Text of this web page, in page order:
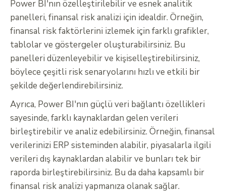
Power BI'nın özelleştirilebilir ve esnek analitik
panelleri, finansal risk analizi için idealdir. Örneğin,
finansal risk faktörlerini izlemek için farklı grafikler,
tablolar ve göstergeler oluşturabilirsiniz. Bu
panelleri düzenleyebilir ve kişiselleştirebilirsiniz,
böylece çeşitli risk senaryolarını hızlı ve etkili bir
şekilde değerlendirebilirsiniz.
Ayrıca, Power BI'nın güçlü veri bağlantı özellikleri
sayesinde, farklı kaynaklardan gelen verileri
birleştirebilir ve analiz edebilirsiniz. Örneğin, finansal
verilerinizi ERP sisteminden alabilir, piyasalarla ilgili
verileri dış kaynaklardan alabilir ve bunları tek bir
raporda birleştirebilirsiniz. Bu da daha kapsamlı bir
finansal risk analizi yapmanıza olanak sağlar.